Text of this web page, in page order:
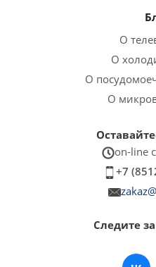
О
О
О
О
on-line
+7
Следите